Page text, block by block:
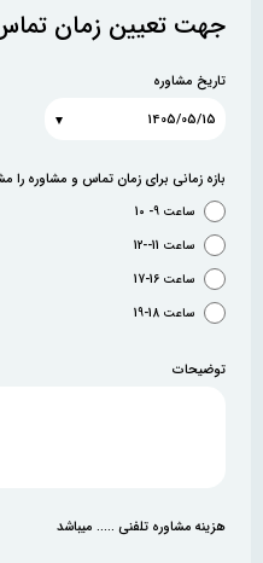
جهت تعیین زمان تماس
تاریخ مشاوره
بازه زمانی برای زمان تماس و مشاوره
ساعت 9- 10
ساعت 11--12
ساعت 16-17
ساعت 18-19
توضیحات
هزینه مشاوره تلفنی ..... میباشد